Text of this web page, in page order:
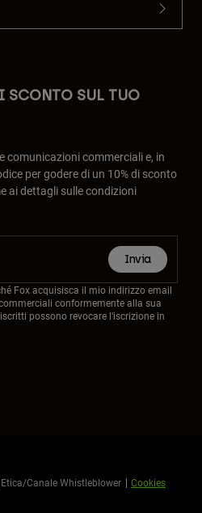
SCONTO SUL TUO
comunicazioni commerciali e, in
per godere di un 10% di sconto
ai dettagli sulle condizioni
Invia
Fox acquisisca il mio indirizzo email
conformemente alla sua
possono revocare l'iscrizione in
Etica/Canale Whistleblower Cookies